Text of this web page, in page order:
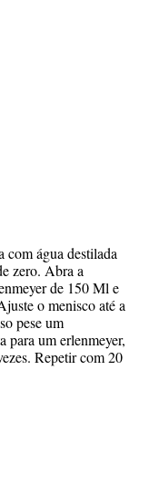
água destilada
zero. Abra a
de 150 Ml e
o menisco até a
pese um
para um erlenmeyer,
Repetir com 20